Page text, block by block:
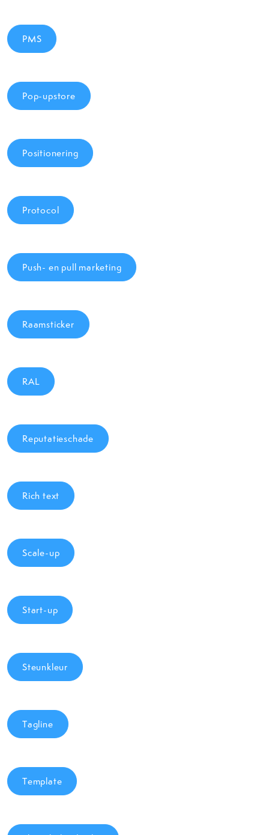
PMS
Pop-upstore
Positionering
Protocol
Push- en pull marketing
Raamsticker
RAL
Reputatieschade
Rich text
Scale-up
Start-up
Steunkleur
Tagline
Template